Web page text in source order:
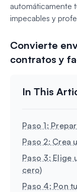
automáticamente
impecables y
Convierte
contratos y
Paso 1:
Paso 2: Crea
Paso 3: Elige
cero)
Paso 4: Pon